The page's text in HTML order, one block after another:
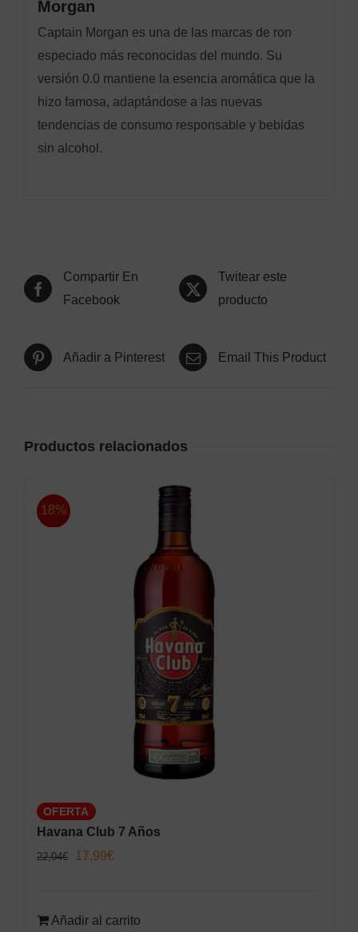
Morgan
Captain Morgan es una de las marcas de ron
especiado más reconocidas del mundo. Su
versión 0.0 mantiene la esencia aromática que la
hizo famosa, adaptándose a las nuevas
tendencias de consumo responsable y bebidas
sin alcohol.
Compartir En
Facebook
Twitear este
producto
Añadir a Pinterest Email This Product
Productos relacionados
18%
OFERTA
Havana Club 7 Años
22,04€
El
era:
17,99€
es:
Añadir al carrito